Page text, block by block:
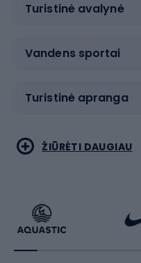
Turistinė avalynė
Vandens sportai
Turistinė apranga
Bėgimas
Dviratininkų apranga
Koviniai sportai
Rakečių sportas
ŽIŪRĖTI DAUGIAU